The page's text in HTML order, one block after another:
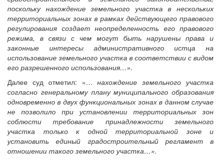
поскольку нахождение земельного участка в нескольких
территориальных зонах в рамках действующего правового
регулирования создает неопределенность его правового
режима, в связи с чем могут быть нарушены права и
законные интересы административного истца на
использование земельного участка в соответствии с видом
его разрешенного использования…».
Далее суд отметил: «…нахождение земельного участка
согласно генеральному плану муниципального образования
одновременно в двух функциональных зонах в данном случае
не позволило при установлении территориальных зон
соблюсти требование принадлежности земельного
участка только к одной территориальной зоне и
установить единый градостроительный регламент в
отношении такого земельного участка…».